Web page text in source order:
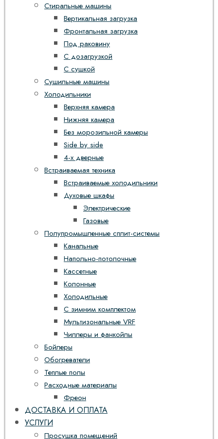
Стиральные машины
Вертикальная загрузка
Фронтальная загрузка
Под раковину
С дозагрузкой
С сушкой
Сушильные машины
Холодильники
Верхняя камера
Нижняя камера
Без морозильной камеры
Side by side
4-х дверные
Встраиваемая техника
Встраиваемые холодильники
Духовые шкафы
Электрические
Газовые
Полупромышленные сплит-системы
Канальные
Напольно-потолочные
Кассетные
Колонные
Холодильные
С зимним комплектом
Мультизональные VRF
Чиллеры и фанкойлы
Бойлеры
Обогреватели
Теплые полы
Расходные материалы
Фреон
ДОСТАВКА И ОПЛАТА
УСЛУГИ
Просушка помещений